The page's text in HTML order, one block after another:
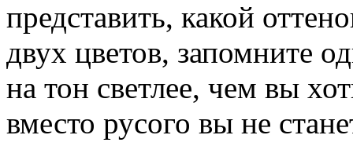
представить, какой
двух цветов, запомните
на тон светлее, чем вы
вместо русого вы не